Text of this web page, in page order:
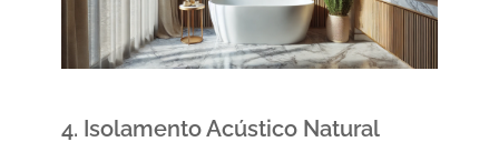
4. Isolamento Acústico Natural